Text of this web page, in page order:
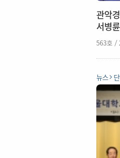
관악
서병
563호 /
뉴스 단